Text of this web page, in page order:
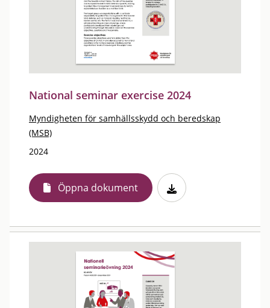
National seminar exercise 2024
Myndigheten för samhällsskydd och beredskap
(MSB)
2024
Öppna dokument